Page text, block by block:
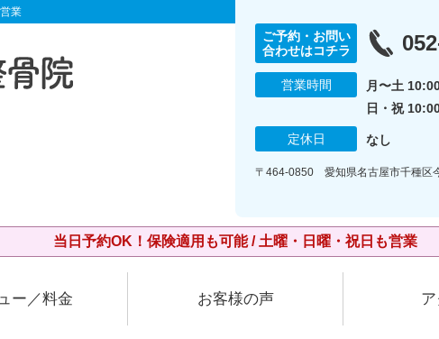
業
ご予約・お問い
合わせはコチラ
営業時間
月〜土
日・祝
定休日 なし
〒464-0850 愛知県名古屋市千種区
当日予約OK！保険適用も可能 / 土曜・日曜・祝日も営業
ー／料金 お客様の声